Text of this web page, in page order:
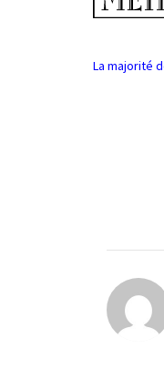
La majorité